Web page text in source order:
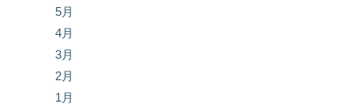
5月
4月
3月
2月
1月